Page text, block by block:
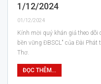
1/12/2024
01/12/2024
Kính mời quý khán giả theo dõi
bền vững ĐBSCL" của Đài Phát
Thơ.
ĐỌC THÊM...